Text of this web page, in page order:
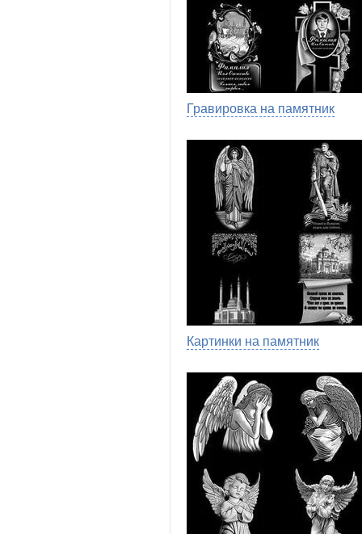
Гравировка на памятник
Картинки на памятник